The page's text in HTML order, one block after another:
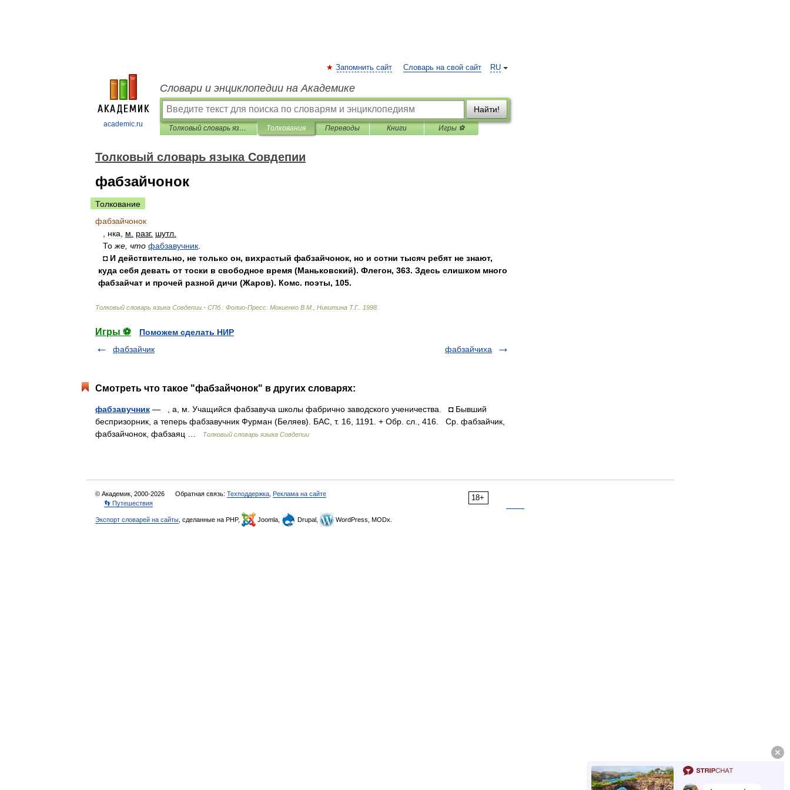
academic.ru
RU
Запомнить сайт Словарь на свой сайт
Словари и энциклопедии на Академике
Найти!
Толковый словарь языка Совдепии Толкования Переводы Книги Игры ⚽
Толковый словарь языка Совдепии
фабзайчонок
Толкование
фабзайчонок
нка м разг. шутл
То же что фабзавучник
◘ И действительно, не только он, вихрастый фабзайчонок, но и сотни тысяч ребят не знают,
куда себя девать от тоски в свободное время (Маньковский). Флегон, 363. Здесь слишком много
фабзайчат и прочей разной дичи (Жаров). Комc. поэты, 105.
Толковый словарь языка Совдепии .- СПб. : Фолио-Пресс Мокиенко В М Никитина Т.Г. 1998
Игры ⚽
Поможем сделать НИР
фабзайчик
фабзайчиха
Смотреть что такое "фабзайчонок" в других словарях:
фабзавучник — , а, м. Учащийся фабзавуча школы фабрично заводского ученичества. ◘ Бывший
беспризорник, а теперь фабзавучник Фурман (Беляев). БАС, т. 16, 1191. + Обр. сл., 416. Ср. фабзайчик,
фабзайчонок, фабзаяц …
Толковый словарь языка Совдепии
18+
© Академик, 2000-2026 Обратная связь: Техподдержка Реклама на сайте
👣 Путешествия
Экспорт словарей на сайты , сделанные на PHP, Joomla, Drupal, WordPress, MODx.